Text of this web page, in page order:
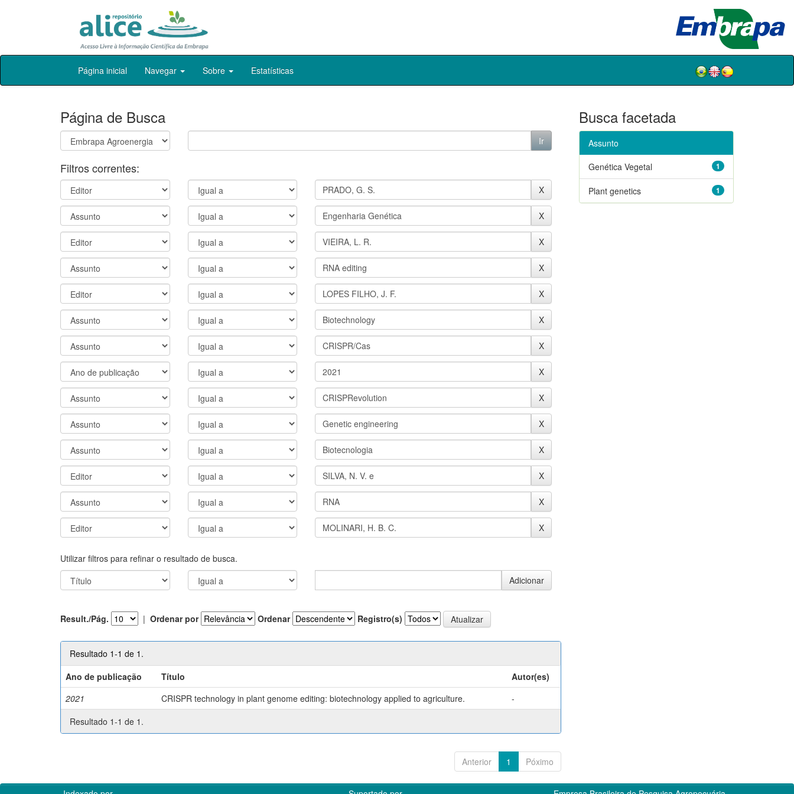
Skip
Página inicial Navegar Sobre Estatísticas
Página de Busca
Filtros correntes:
Utilizar filtros para refinar o resultado de busca.
Result./Pág. | Ordenar por Ordenar Registro(s)
Resultado 1-1 de 1.
Ano de publicação
Título
Autor(es)
2021
CRISPR technology in plant genome editing: biotechnology applied to agriculture.
-
Resultado 1-1 de 1.
Anterior 1 Póximo
Busca facetada
Assunto
1
Genética Vegetal
1
Plant genetics